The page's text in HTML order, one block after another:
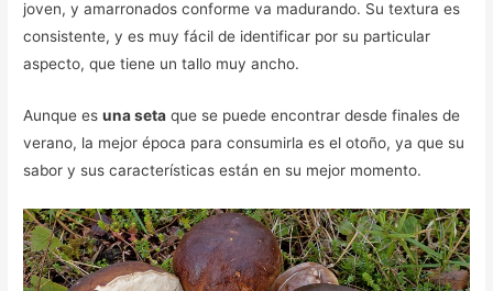
joven, y amarronados conforme va madurando. Su textura es
consistente, y es muy fácil de identificar por su particular
aspecto, que tiene un tallo muy ancho.
Aunque esuna seta que se puede encontrar desde finales de
verano, la mejor época para consumirla es el otoño, ya que su
sabor y sus características están en su mejor momento.